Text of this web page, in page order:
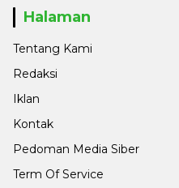
Halaman
Tentang Kami
Redaksi
Iklan
Kontak
Pedoman Media Siber
Term Of Service